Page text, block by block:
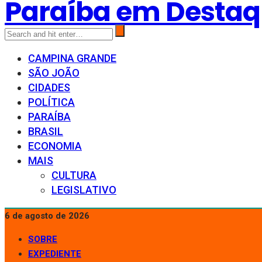
Paraíba em
CAMPINA GRANDE
SÃO JOÃO
CIDADES
POLÍTICA
PARAÍBA
BRASIL
ECONOMIA
MAIS
CULTURA
LEGISLATIVO
6 de agosto de 2026
SOBRE
EXPEDIENTE